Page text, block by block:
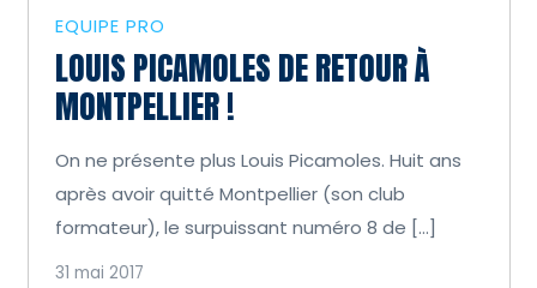
EQUIPE PRO
LOUIS PICAMOLES DE RETOUR À
MONTPELLIER !
On ne présente plus Louis Picamoles. Huit ans
après avoir quitté Montpellier (son club
formateur), le surpuissant numéro 8 de […]
31 mai 2017